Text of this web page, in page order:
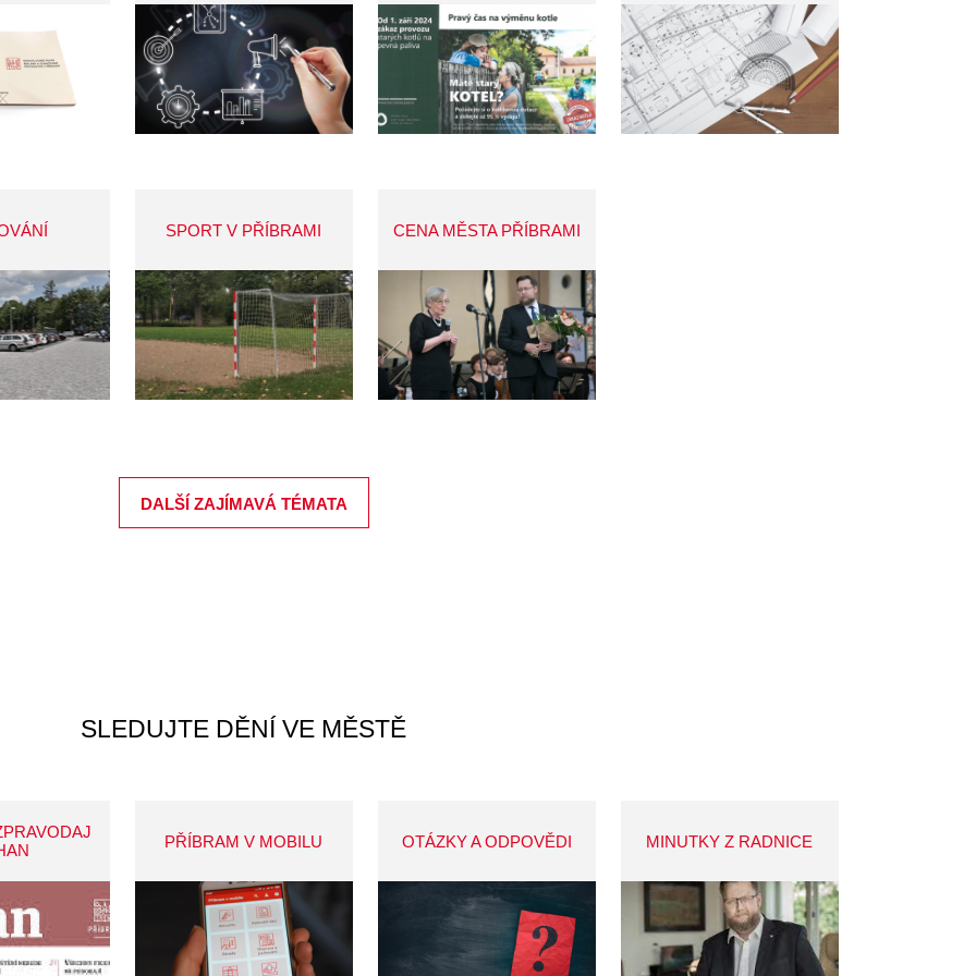
SPORT V PŘÍBRAMI CENA MĚSTA PŘÍBRAMI
DALŠÍ ZAJÍMAVÁ TÉMATA
SLEDUJTE DĚNÍ VE MĚSTĚ
PŘÍBRAM V MOBILU OTÁZKY A ODPOVĚDI MINUTKY Z RADNICE